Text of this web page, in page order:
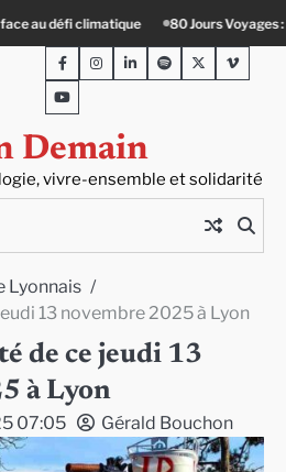
du Lengai avec Guy de Saint-Cyr Le
Demain
vivre-ensemble et solidarité
FacebookInstagram
LinkedInSpotifyTwitterViméo
Youtube
Lyonnais
13 novembre 2025 à Lyon
de ce jeudi 13
à Lyon
07:05 Gérald Bouchon